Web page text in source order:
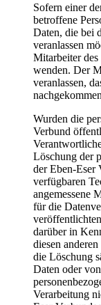
Sofern einer
betroffene
Daten, die bei
veranlassen
Mitarbeiter
wenden. Der
veranlassen,
Wurden die
Verbund
Löschung der
der Eben-Eser
verfügbaren
angemessene
für die
darüber in
diesen
die Löschung
Daten oder
Verarbeitung